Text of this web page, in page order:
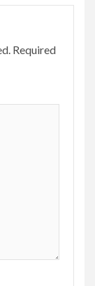
Required